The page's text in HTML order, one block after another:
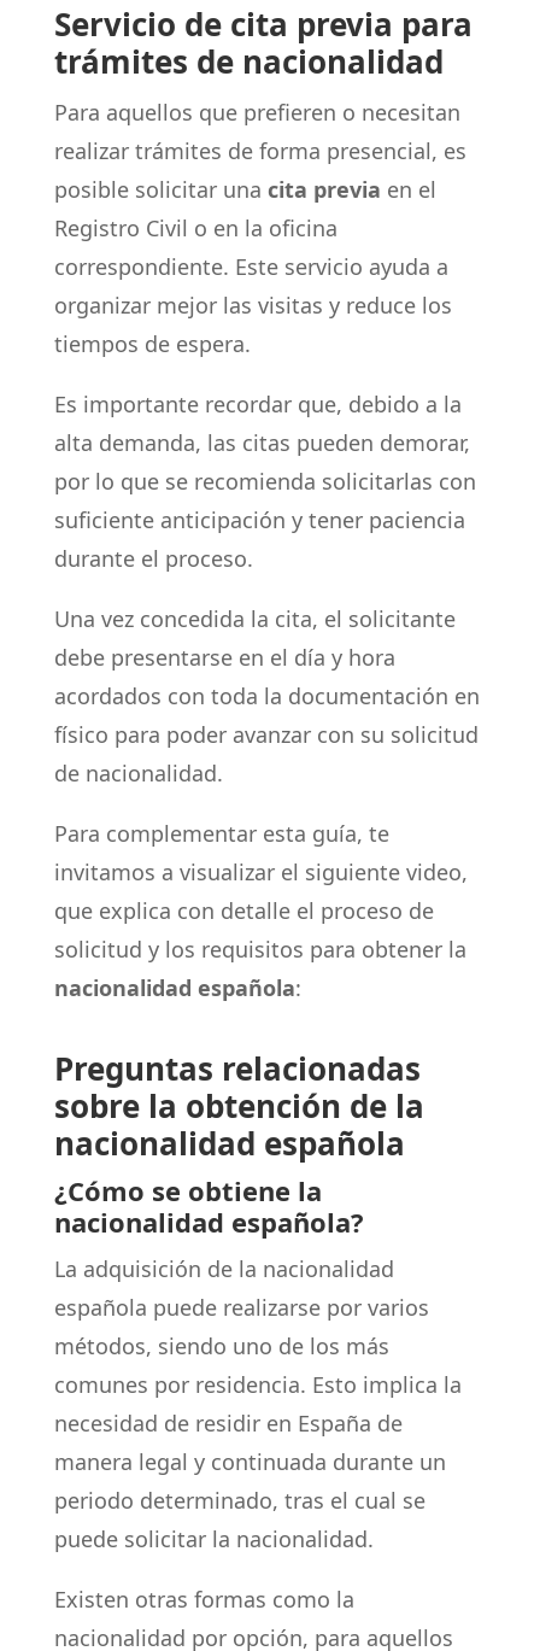
Servicio de cita previa para
trámites de nacionalidad
Para aquellos que prefieren o necesitan
realizar trámites de forma presencial, es
posible solicitar una cita previa en el
Registro Civil o en la oficina
correspondiente. Este servicio ayuda a
organizar mejor las visitas y reduce los
tiempos de espera.
Es importante recordar que, debido a la
alta demanda, las citas pueden demorar,
por lo que se recomienda solicitarlas con
suficiente anticipación y tener paciencia
durante el proceso.
Una vez concedida la cita, el solicitante
debe presentarse en el día y hora
acordados con toda la documentación en
físico para poder avanzar con su solicitud
de nacionalidad.
Para complementar esta guía, te
invitamos a visualizar el siguiente video,
que explica con detalle el proceso de
solicitud y los requisitos para obtener la
nacionalidad española:
Preguntas relacionadas
sobre la obtención de la
nacionalidad española
¿Cómo se obtiene la
nacionalidad española?
La adquisición de la nacionalidad
española puede realizarse por varios
métodos, siendo uno de los más
comunes por residencia. Esto implica la
necesidad de residir en España de
manera legal y continuada durante un
periodo determinado, tras el cual se
puede solicitar la nacionalidad.
Existen otras formas como la
nacionalidad por opción, para aquellos